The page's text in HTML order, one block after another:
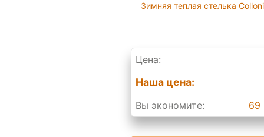
Зимняя теплая стелька
Цена:
Наша цена:
Вы экономите: 69